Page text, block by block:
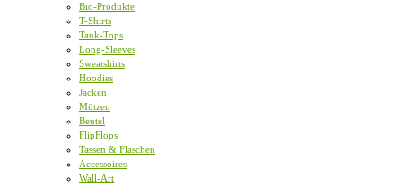
Bio-Produkte
T-Shirts
Tank-Tops
Long-Sleeves
Sweatshirts
Hoodies
Jacken
Mützen
Beutel
FlipFlops
Tassen & Flaschen
Accessoires
Wall-Art